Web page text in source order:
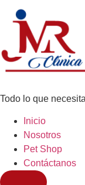
Todo lo que
Inicio
Nosotros
Pet Shop
Contáctanos